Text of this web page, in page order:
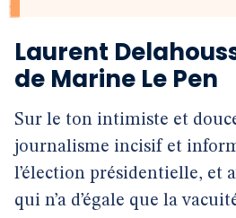
Laurent
de Marine Le Pen
Sur le ton intimiste et
journalisme incisif et
l’élection présidentielle, et
qui n’a d’égale que la